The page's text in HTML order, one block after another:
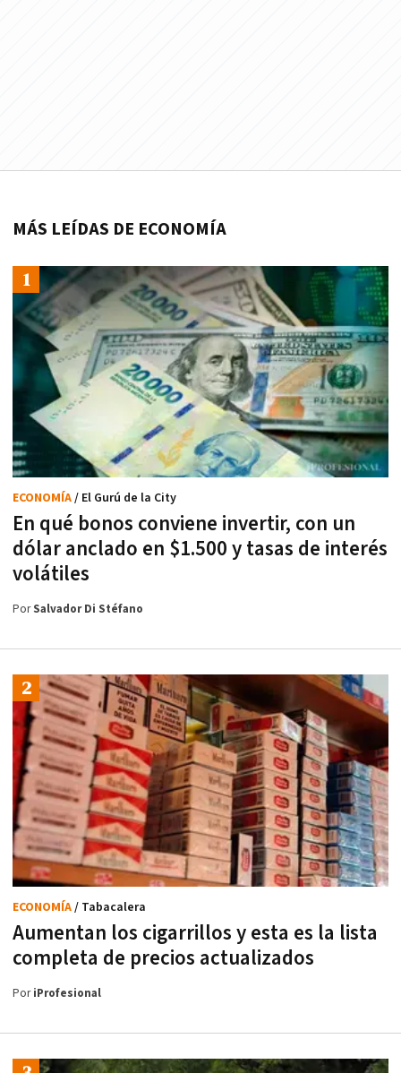
MÁS LEÍDAS DE ECONOMÍA
En qué bonos conviene invertir, con un
dólar anclado en $1.500 y tasas de interés
volátiles
ECONOMÍA/ El Gurú de la City
PorSalvador Di Stéfano
Aumentan los cigarrillos y esta es la lista
completa de precios actualizados
ECONOMÍA/ Tabacalera
PoriProfesional